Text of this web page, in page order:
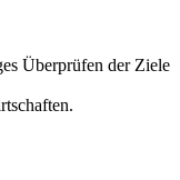
Überprüfen der Ziele